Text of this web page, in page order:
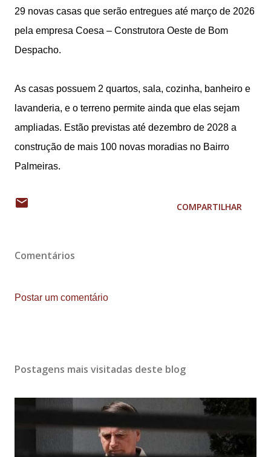
29 novas casas que serão entregues até março de 2026
pela empresa Coesa – Construtora Oeste de Bom
Despacho.
As casas possuem 2 quartos, sala, cozinha, banheiro e
lavanderia, e o terreno permite ainda que elas sejam
ampliadas. Estão previstas até dezembro de 2028 a
construção de mais 100 novas moradias no Bairro
Palmeiras.
COMPARTILHAR
Comentários
Postar um comentário
Postagens mais visitadas deste blog